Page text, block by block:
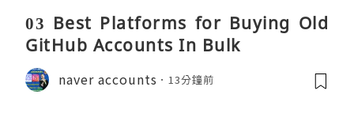
03 Best Platforms for Buying Old
GitHub Accounts In Bulk
naver accounts 13分鐘前